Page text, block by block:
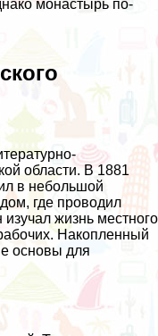
монастырь по-
области. В 1881
в небольшой
где проводил
жизнь местного
Накопленный
основы для